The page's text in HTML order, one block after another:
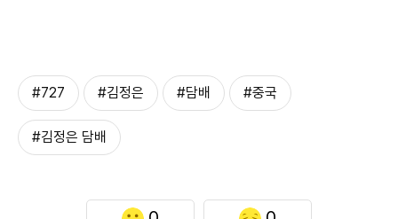
#727 #김정은 #담배 #중국
#김정은 담배